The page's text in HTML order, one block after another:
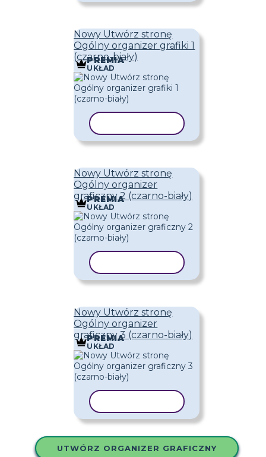
Nowy Utwórz stronę
Ogólny organizer grafiki 1
(czarno-biały)
PREMIA
UKŁAD
Nowy Utwórz stronę
Ogólny organizer
graficzny 2 (czarno-biały)
PREMIA
UKŁAD
Nowy Utwórz stronę
Ogólny organizer
graficzny 3 (czarno-biały)
PREMIA
UKŁAD
UTWÓRZ ORGANIZER GRAFICZNY